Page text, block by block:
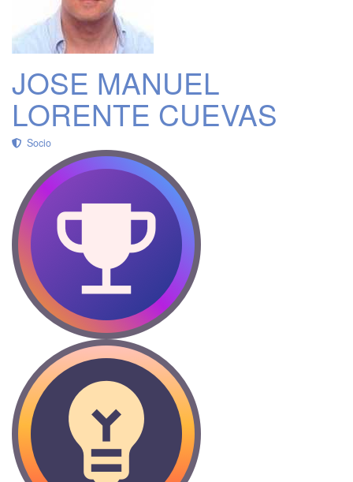
JOSE MANUEL
LORENTE CUEVAS
Socio